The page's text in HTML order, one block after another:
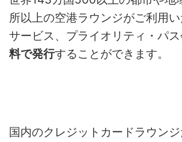
所以上の空港ラウンジがご利用
サービス、プライオリティ・パ
料で発行することができます。
国内のクレジットカードラウン